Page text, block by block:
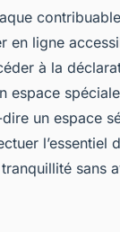
en ligne
à la
espace
un espace
l’essentiel
sans